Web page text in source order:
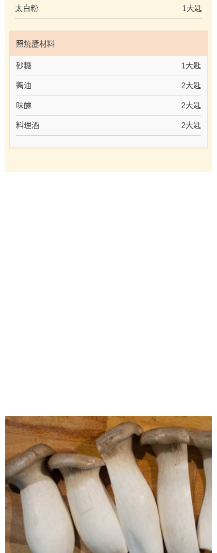
太白粉 1大匙
照燒醬材料
砂糖 1大匙
醬油 2大匙
味醂 2大匙
料理酒 2大匙